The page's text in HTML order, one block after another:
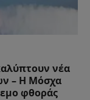
νέα
– Η Μόσχα
φθοράς